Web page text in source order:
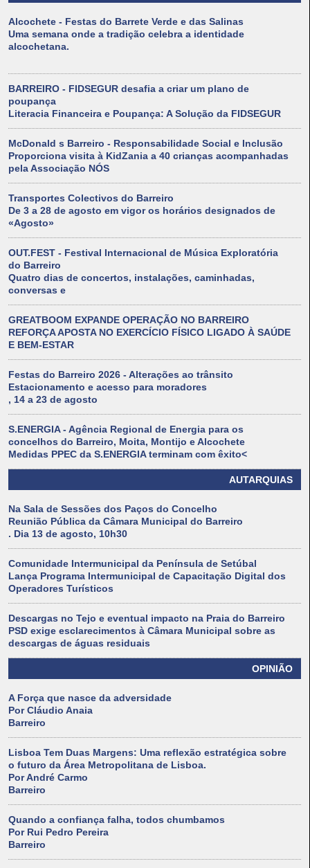
Alcochete - Festas do Barrete Verde e das Salinas
Uma semana onde a tradição celebra a identidade
alcochetana.
BARREIRO - FIDSEGUR desafia a criar um plano de
poupança
Literacia Financeira e Poupança: A Solução da FIDSEGUR
McDonald s Barreiro - Responsabilidade Social e Inclusão
Proporciona visita à KidZania a 40 crianças acompanhadas
pela Associação NÓS
Transportes Colectivos do Barreiro
De 3 a 28 de agosto em vigor os horários designados de
«Agosto»
OUT.FEST - Festival Internacional de Música Exploratória
do Barreiro
Quatro dias de concertos, instalações, caminhadas,
conversas e
GREATBOOM EXPANDE OPERAÇÃO NO BARREIRO
REFORÇA APOSTA NO EXERCÍCIO FÍSICO LIGADO À SAÚDE
E BEM-ESTAR
Festas do Barreiro 2026 - Alterações ao trânsito
Estacionamento e acesso para moradores
, 14 a 23 de agosto
S.ENERGIA - Agência Regional de Energia para os
concelhos do Barreiro, Moita, Montijo e Alcochete
Medidas PPEC da S.ENERGIA terminam com êxito<
AUTARQUIAS
Na Sala de Sessões dos Paços do Concelho
Reunião Pública da Câmara Municipal do Barreiro
. Dia 13 de agosto, 10h30
Comunidade Intermunicipal da Península de Setúbal
Lança Programa Intermunicipal de Capacitação Digital dos
Operadores Turísticos
Descargas no Tejo e eventual impacto na Praia do Barreiro
PSD exige esclarecimentos à Câmara Municipal sobre as
descargas de águas residuais
OPINIÃO
A Força que nasce da adversidade
Por Cláudio Anaia
Barreiro
Lisboa Tem Duas Margens: Uma reflexão estratégica sobre
o futuro da Área Metropolitana de Lisboa.
Por André Carmo
Barreiro
Quando a confiança falha, todos chumbamos
Por Rui Pedro Pereira
Barreiro